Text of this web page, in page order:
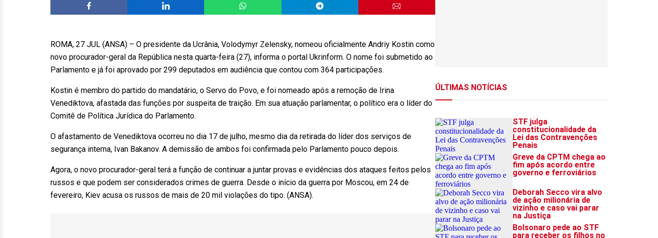
ROMA, 27 JUL (ANSA) – O presidente da Ucrânia, Volodymyr Zelensky, nomeou oficialmente Andriy Kostin como
novo procurador-geral da República nesta quarta-feira (27), informa o portal Ukrinform. O nome foi submetido ao
Parlamento e já foi aprovado por 299 deputados em audiência que contou com 364 participações.
Kostin é membro do partido do mandatário, o Servo do Povo, e foi nomeado após a remoção de Irina
Venediktova, afastada das funções por suspeita de traição. Em sua atuação parlamentar, o político era o líder do
Comitê de Política Jurídica do Parlamento.
O afastamento de Venediktova ocorreu no dia 17 de julho, mesmo dia da retirada do líder dos serviços de
segurança interna, Ivan Bakanov. A demissão de ambos foi confirmada pelo Parlamento pouco depois.
Agora, o novo procurador-geral terá a função de continuar a juntar provas e evidências dos ataques feitos pelos
russos e que podem ser considerados crimes de guerra. Desde o início da guerra por Moscou, em 24 de
fevereiro, Kiev acusa os russos de mais de 20 mil violações do tipo. (ANSA).